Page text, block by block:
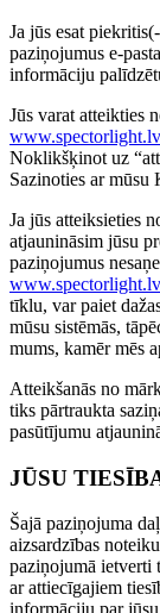
Ja jūs esat
paziņojumus e-
informāciju
Jūs varat atteikties
www.spectorlight.lv
Noklikšķinot uz
Sazinoties ar mūsu
Ja jūs atteiksieties
atjaunināsim jūsu
paziņojumus
www.spectorlight.lv
tīklu, var paiet
mūsu sistēmās,
mums, kamēr mēs
Atteikšanās no
tiks pārtraukta
pasūtījumu
JŪSU
Šajā paziņojuma
aizsardzības
paziņojumā ietverti
ar attiecīgajiem